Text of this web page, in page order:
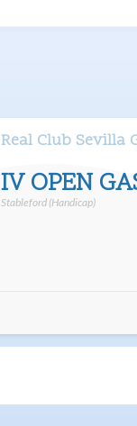
Real Club Sevilla
IV OPEN
Stableford (Handicap)